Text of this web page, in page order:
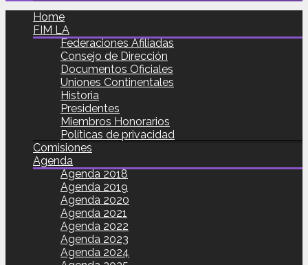
Home
FIM LA
Federaciones Afiliadas
Consejo de Dirección
Documentos Oficiales
Uniones Continentales
Historia
Presidentes
Miembros Honorarios
Políticas de privacidad
Comisiones
Agenda
Agenda 2018
Agenda 2019
Agenda 2020
Agenda 2021
Agenda 2022
Agenda 2023
Agenda 2024